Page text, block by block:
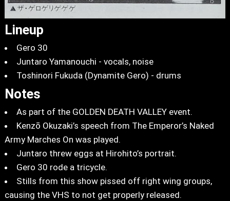
Lineup
Gero 30
Juntaro Yamanouchi - vocals, noise
Toshinori Fukuda (Dynamite Gero) - drums
Notes
As part of the GOLDEN DEATH VALLEY event.
Kenzō Okuzaki’s speech from The Emperor’s Naked
Army Marches On was played.
Juntaro threw eggs at Hirohito’s portrait.
Gero 30 rode a tricycle.
Stills from this show pissed off right wing groups,
causing the VHS to not get properly released.